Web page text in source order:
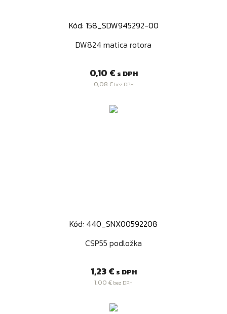
Kód: 158_SDW945292-00
DW824 matica rotora
Cena
0,10 € s DPH
0,08 €bez DPH
Kód: 440_SNX00592208
CSP55 podložka
Cena
1,23 € s DPH
1,00 € bez DPH